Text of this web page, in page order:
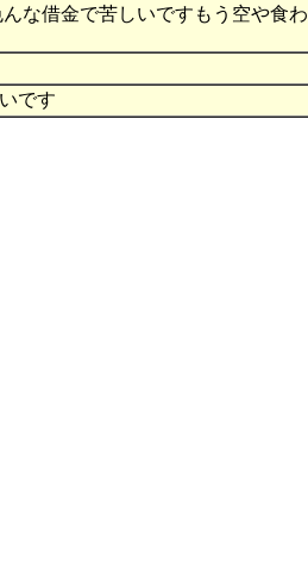
借金で苦しいですもう空や食わ
です